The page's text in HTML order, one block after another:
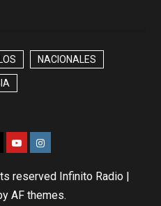
NACIONALES
reserved Infinito Radio |
AF themes.